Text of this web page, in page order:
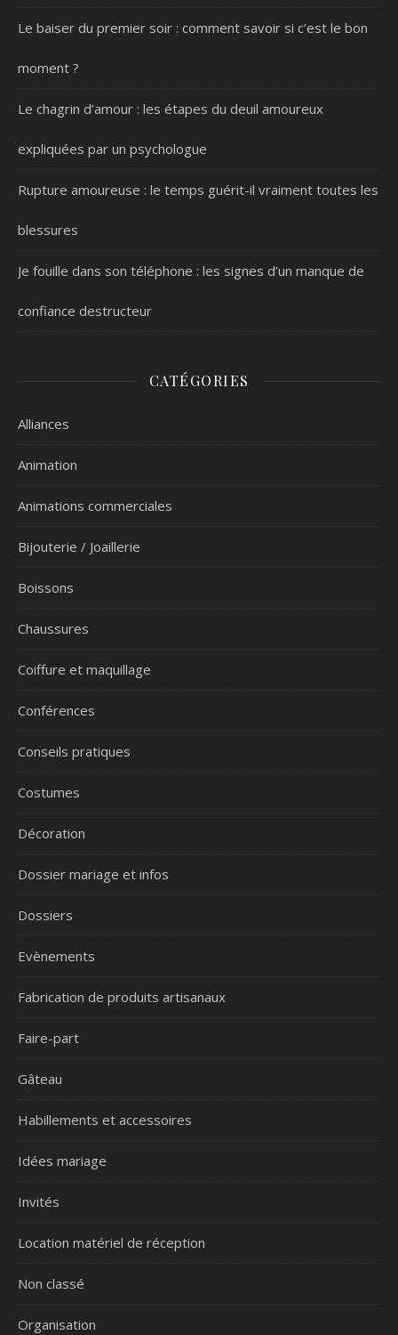
Le baiser du premier soir : comment savoir si c’est le bon
moment ?
Le chagrin d’amour : les étapes du deuil amoureux
expliquées par un psychologue
Rupture amoureuse : le temps guérit-il vraiment toutes les
blessures
Je fouille dans son téléphone : les signes d’un manque de
confiance destructeur
CATÉGORIES
Alliances
Animation
Animations commerciales
Bijouterie / Joaillerie
Boissons
Chaussures
Coiffure et maquillage
Conférences
Conseils pratiques
Costumes
Décoration
Dossier mariage et infos
Dossiers
Evènements
Fabrication de produits artisanaux
Faire-part
Gâteau
Habillements et accessoires
Idées mariage
Invités
Location matériel de réception
Non classé
Organisation